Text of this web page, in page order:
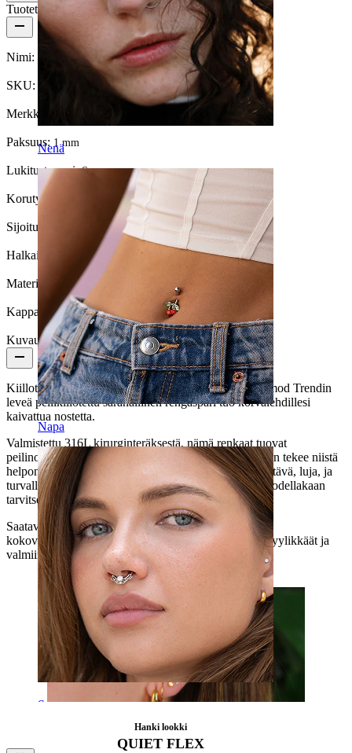
Nenä
Napa
Septum
Tuotetiedot
Nimi: Leveä peilikiilotettu saranallinen rengaspari
SKU:
Merkki:
Paksuus: 1 mm
Lukitustyyppi:Sarana
Korutyyppi: Rengas, Huggy, Korvakoruparit
Sijoitus:
Halkaisija: 10 mm
Materiaali: Kirurginteräs
Kappalemäärä:2
Kuvaus
Kiillotettu, leveä, ja mahdoton sivuuttaa. Tämä Bodymod Trendin
leveä peilikiilotettu saranallinen rengaspari tuo korvalehdillesi
kaivattua nostetta.
Valmistettu 316L kirurginteräksestä, nämä renkaat tuovat
peilinomaista säihkettä, joka säilyy. Saranallinen design tekee niistä
helpon ja varman pidettävän koko päiväksi. Vedenkestävä, luja, ja
turvallinen useimmille ihotyypeille, nämä korut eivät todellakaan
tarvitse huoltamista.
Saatavilla kulta- tai hopeapäällysteisenä monin eri
kokovaihtoehdoin, nämä huggie-renkaat ovat leveät, tyylikkäät ja
valmiina nostamaan korupinosi uudelle tasolle.
Hanki lookki
QUIET FLEX